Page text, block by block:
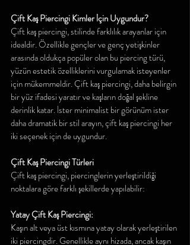
Çift Kaş Piercingi Kimler İçin Uygundur?
Çift kaş piercingi, stilinde farklılık arayanlar için
idealdir. Özellikle gençler ve genç yetişkinler
arasında oldukça popüler olan bu piercing türü,
yüzün estetik özelliklerini vurgulamak isteyenler
için mükemmeldir. Çift kaş piercingi, daha belirgin
bir yüz ifadesi yaratır ve kaşların doğal şekline
derinlik katar. İster minimalist bir görünüm ister
daha dramatik bir stil arayın, çift kaş piercingi her
iki seçenek için de uygundur.
Çift Kaş Piercingi Türleri
Çift kaş piercingi, piercinglerin yerleştirildiği
noktalara göre farklı şekillerde yapılabilir:
Yatay Çift Kaş Piercingi:
Kaşın alt veya üst kısmına yatay olarak yerleştirilen
iki piercingdir. Genellikle aynı hizada, ancak kaşın